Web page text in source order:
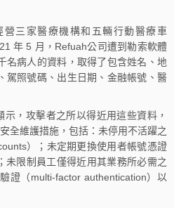
營三家醫療機構和五輛行動醫療車
年 5 月，Refuah公司遭到勒索軟體
名病人的資料，取得了包含姓名、地
駕照號碼、出生日期、金融帳號、醫
，攻擊者之所以得近用這些資料，
全維護措施，包括：未停用不活躍之
）；未定期更換使用者帳號憑證
未限制員工僅得近用其業務所必需之
證（multi-factor authentication）以